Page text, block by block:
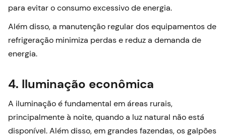
para evitar o consumo excessivo de energia.
Além disso, a manutenção regular dos equipamentos de
refrigeração minimiza perdas e reduz a demanda de
energia.
4. Iluminação econômica
A iluminação é fundamental em áreas rurais,
principalmente à noite, quando a luz natural não está
disponível. Além disso, em grandes fazendas, os galpões